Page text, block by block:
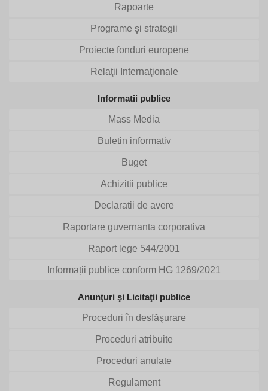
Rapoarte
Programe şi strategii
Proiecte fonduri europene
Relaţii Internaţionale
Informatii publice
Mass Media
Buletin informativ
Buget
Achizitii publice
Declaratii de avere
Raportare guvernanta corporativa
Raport lege 544/2001
Informații publice conform HG 1269/2021
Anunţuri şi Licitaţii publice
Proceduri în desfăşurare
Proceduri atribuite
Proceduri anulate
Regulament